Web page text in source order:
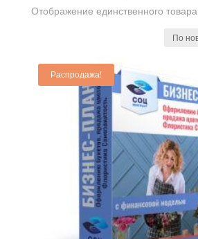
Отображение единственного товара
Распродажа!